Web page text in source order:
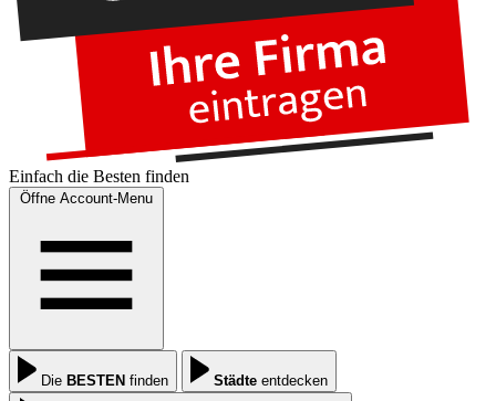
Einfach die Besten finden
Öffne Account-Menu
Die BESTEN finden Städte entdecken